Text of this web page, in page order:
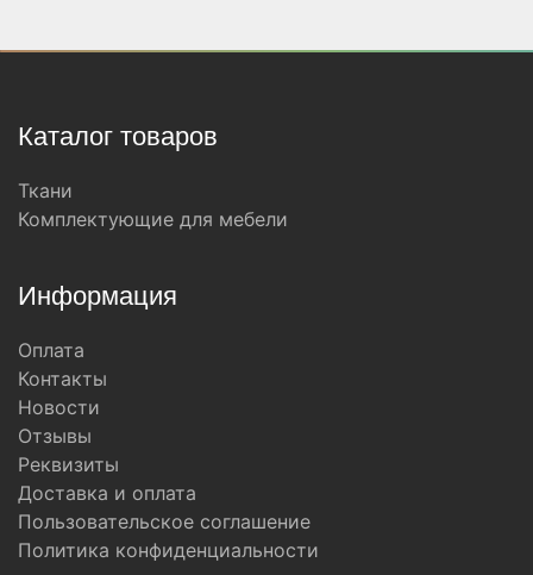
Каталог товаров
Ткани
Комплектующие для мебели
Информация
Оплата
Контакты
Новости
Отзывы
Реквизиты
Доставка и оплата
Пользовательское соглашение
Политика конфиденциальности